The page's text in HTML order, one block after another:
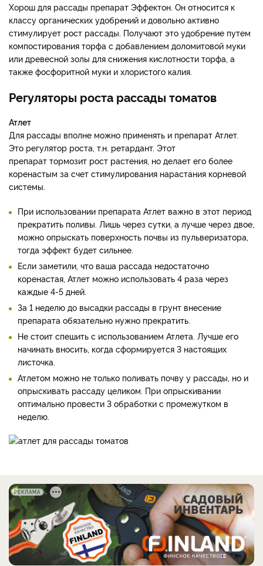
Хорош для рассады препарат Эффектон. Он относится к
классу органических удобрений и довольно активно
стимулирует рост рассады. Получают это удобрение путем
компостирования торфа с добавлением доломитовой муки
или древесной золы для снижения кислотности торфа, а
также фосфоритной муки и хлористого калия.
Регуляторы роста рассады томатов
Атлет
Для рассады вполне можно применять и препарат Атлет.
Это регулятор роста, т.н. ретардант. Этот
препарат тормозит рост растения, но делает его более
коренастым за счет стимулирования нарастания корневой
системы.
При использовании препарата Атлет важно в этот период
прекратить поливы. Лишь через сутки, а лучше через двое,
можно опрыскать поверхность почвы из пульверизатора,
тогда эффект будет сильнее.
Если заметили, что ваша рассада недостаточно
коренастая, Атлет можно использовать 4 раза через
каждые 4-5 дней.
За 1 неделю до высадки рассады в грунт внесение
препарата обязательно нужно прекратить.
Не стоит спешить с использованием Атлета. Лучше его
начинать вносить, когда сформируется 3 настоящих
листочка.
Атлетом можно не только поливать почву у рассады, но и
опрыскивать рассаду целиком. При опрыскивании
оптимально провести 3 обработки с промежутком в
неделю.
РЕКЛАМА